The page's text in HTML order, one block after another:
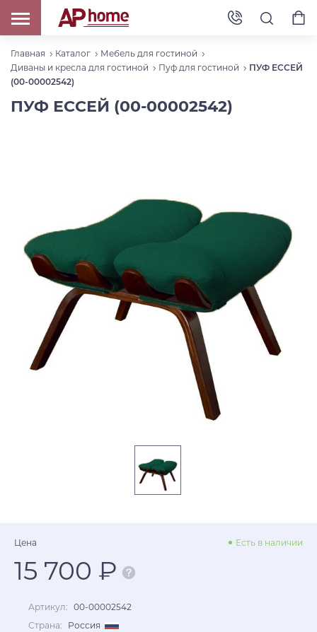
Главная Каталог
Мебель для гостиной
Диваны и кресла для гостиной
Пуф для гостиной
ПУФ ЕССЕЙ
(00-00002542)
ПУФ ЕССЕЙ (00-00002542)
Цена Есть в наличии
15 700 ₽
Артикул: 00-00002542
Страна:
Россия